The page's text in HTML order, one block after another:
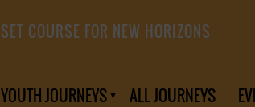
SET COURSE FOR NEW HORIZONS
YOUTH JOURNEYS ALL JOURNEYS